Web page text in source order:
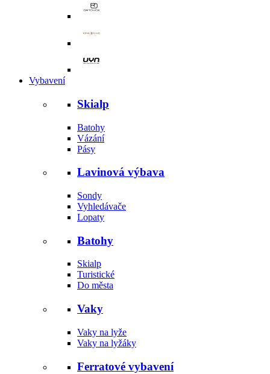
Vybavení
Skialp
Batohy
Vázání
Pásy
Lavinová výbava
Sondy
Vyhledávače
Lopaty
Batohy
Skialp
Turistické
Do města
Vaky
Vaky na lyže
Vaky na lyžáky
Ferratové vybavení